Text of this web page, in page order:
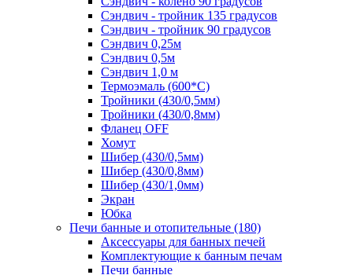
Сэндвич - тройник 135 градусов
Сэндвич - тройник 90 градусов
Сэндвич 0,25м
Сэндвич 0,5м
Сэндвич 1,0 м
Термоэмаль (600*С)
Тройники (430/0,5мм)
Тройники (430/0,8мм)
Фланец OFF
Хомут
Шибер (430/0,5мм)
Шибер (430/0,8мм)
Шибер (430/1,0мм)
Экран
Юбка
Печи банные и отопительные (180)
Аксессуары для банных печей
Комплектующие к банным печам
Печи банные